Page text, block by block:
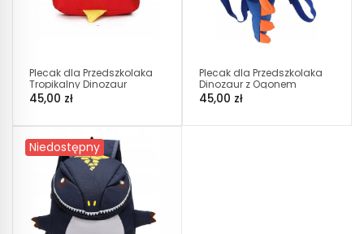
Plecak dla Przedszkolaka
Tropikalny Dinozaur
(D061)
45,00 zł
Plecak dla Przedszkolaka
Dinozaur z Ogonem
(D062)
45,00 zł
Niedostępny